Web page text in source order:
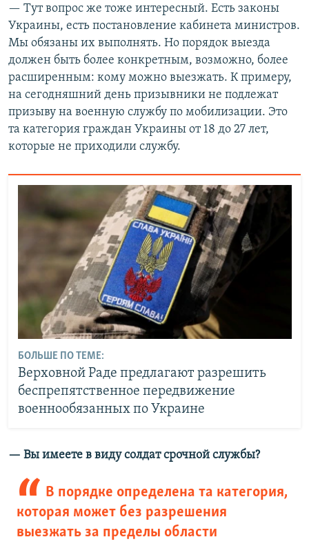
— Тут вопрос же тоже интересный. Есть законы
Украины, есть постановление кабинета министров.
Мы обязаны их выполнять. Но порядок выезда
должен быть более конкретным, возможно, более
расширенным: кому можно выезжать. К примеру,
на сегодняшний день призывники не подлежат
призыву на военную службу по мобилизации. Это
та категория граждан Украины от 18 до 27 лет,
которые не приходили службу.
БОЛЬШЕ ПО ТЕМЕ:
Верховной Раде предлагают разрешить
беспрепятственное передвижение
военнообязанных по Украине
— Вы имеете в виду солдат срочной службы?
В порядке определена та категория,
которая может без разрешения
выезжать за пределы области